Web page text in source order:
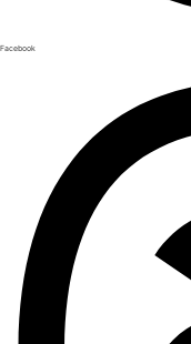
Facebook